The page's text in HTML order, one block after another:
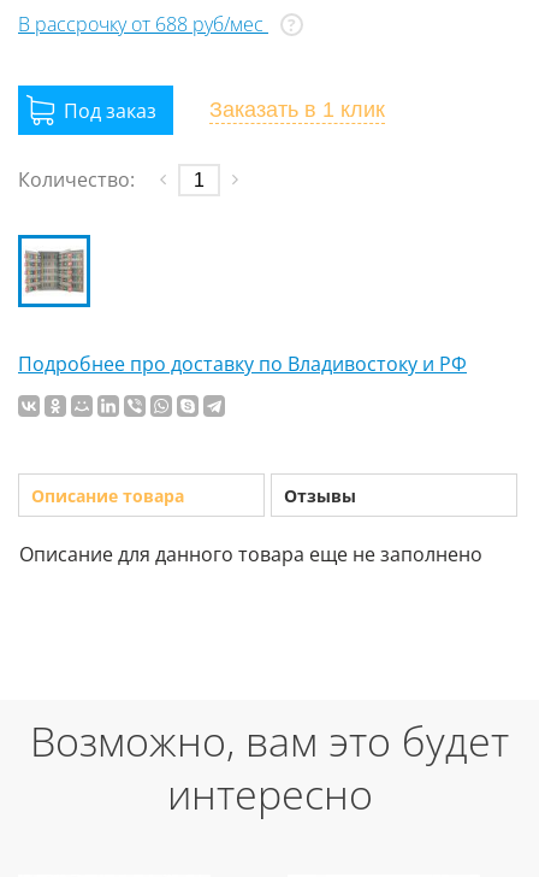
В рассрочку от 688 руб/мес ?
Заказать в 1 клик
Количество:
Подробнее про доставку по Владивостоку и РФ
Описание товара Отзывы
Описание для данного товара еще не заполнено
Возможно, вам это будет
интересно